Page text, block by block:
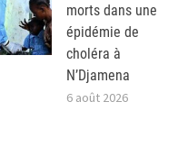
morts dans une
épidémie de
choléra à
N’Djamena
6 août 2026